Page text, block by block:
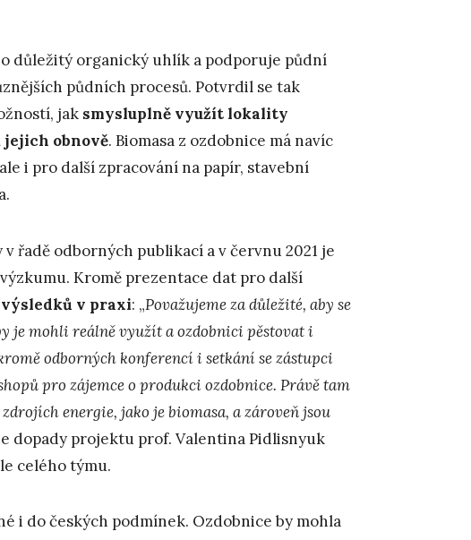
o důležitý organický uhlík a podporuje půdní
půdních procesů. Potvrdil se tak
jak smysluplně využít lokality
jejich obnově. Biomasa z ozdobnice má navíc
i pro další zpracování na papír, stavební
řadě odborných publikací a v červnu 2021 je
Kromě prezentace dat pro další
v praxi: „Považujeme za důležité, aby se
je mohli reálně využít a ozdobnici pěstovat i
odborných konferencí i setkání se zástupci
pro zájemce o produkci ozdobnice. Právě tam
energie, jako je biomasa, a zároveň jsou
dopady projektu prof. Valentina Pidlisnyuk
celého týmu.
i do českých podmínek. Ozdobnice by mohla